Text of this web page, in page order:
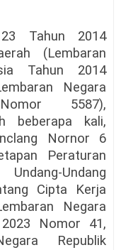
Tahun 2014
(Lembaran
Tahun 2014
Negara
5587),
beberapa kali,
Nornor 6
Peraturan
Undang
Cipta Kerja
Negara
Nomor 41,
Republik